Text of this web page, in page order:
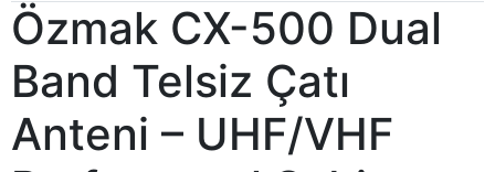
Özmak CX-500 Dual
Band Telsiz Çatı
Anteni – UHF/VHF